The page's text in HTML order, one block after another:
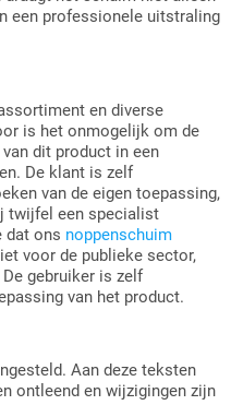
een professionele uitstraling
en diverse
is het onmogelijk om de
dit product in een
De klant is zelf
van de eigen toepassing,
twijfel een specialist
dat ons noppenschuim
voor de publieke sector,
gebruiker is zelf
van het product.
Aan deze teksten
ontleend en wijzigingen zijn